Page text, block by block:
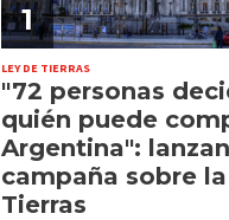
1
LEY DE TIERRAS
"72 personas
quién puede
Argentina":
campaña sobre
Tierras